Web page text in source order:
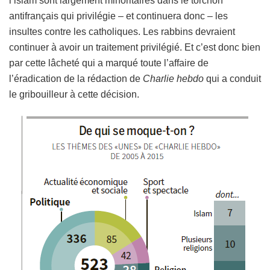
antifrançais qui privilégie – et continuera donc – les
insultes contre les catholiques. Les rabbins devraient
continuer à avoir un traitement privilégié. Et c’est donc bien
par cette lâcheté qui a marqué toute l’affaire de
l’éradication de la rédaction de Charlie hebdo qui a conduit
le gribouilleur à cette décision.